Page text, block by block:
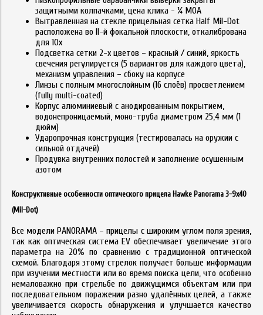
защитными колпачками, цена клика - ¼ MOA
Вытравленная на стекле прицельная сетка Half Mil-Dot
расположена во II-й фокальной плоскости, откалибрована
для 10x
Подсветка сетки 2-х цветов – красный / синий, яркость
свечения регулируется (5 вариантов для каждого цвета),
механизм управления – сбоку на корпусе
Линзы с полным многослойным (16 слоёв) просветлением
(fully multi-coated)
Корпус алюминиевый с анодированным покрытием,
водонепроницаемый, моно-труба диаметром 25,4 мм (1
дюйм)
Ударопрочная конструкция (тестировалась на оружии с
сильной отдачей)
Продувка внутренних полостей и заполнение осушенным
азотом
Конструктивные особенности оптического прицела Hawke Panorama 3-9x40
(Mil-Dot)
Все модели PANORAMA – прицелы с широким углом поля зрения,
так как оптическая система EV обеспечивает увеличение этого
параметра на 20% по сравнению с традиционной оптической
схемой. Благодаря этому стрелок получает больше информации
при изучении местности или во время поиска цели, что особенно
немаловажно при стрельбе по движущимся объектам или при
последовательном поражении разно удалённых целей, а также
увеличивается скорость обнаружения и улучшается качество